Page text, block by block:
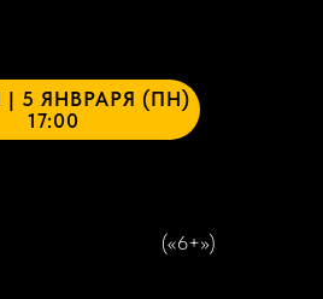
(«6+»)
| 5 ЯНВРАРЯ (ПН)
17:00